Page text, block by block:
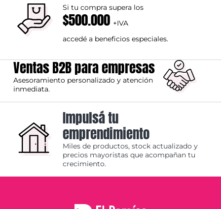
Si tu compra supera los
$500.000 +IVA
accedé a beneficios especiales.
Ventas B2B para empresas
Asesoramiento personalizado y atención
inmediata.
Impulsá tu
emprendimiento
Miles de productos, stock actualizado y
precios mayoristas que acompañan tu
crecimiento.